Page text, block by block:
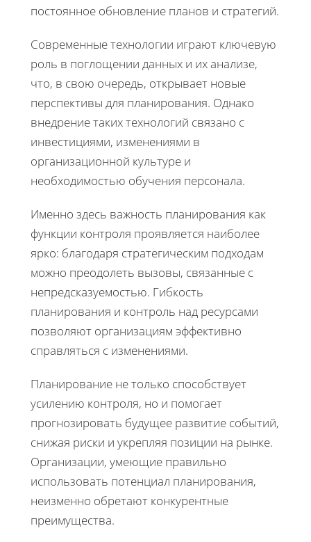
постоянное обновление планов и стратегий.
Современные технологии играют ключевую
роль в поглощении данных и их анализе,
что, в свою очередь, открывает новые
перспективы для планирования. Однако
внедрение таких технологий связано с
инвестициями, изменениями в
организационной культуре и
необходимостью обучения персонала.
Именно здесь важность планирования как
функции контроля проявляется наиболее
ярко: благодаря стратегическим подходам
можно преодолеть вызовы, связанные с
непредсказуемостью. Гибкость
планирования и контроль над ресурсами
позволяют организациям эффективно
справляться с изменениями.
Планирование не только способствует
усилению контроля, но и помогает
прогнозировать будущее развитие событий,
снижая риски и укрепляя позиции на рынке.
Организации, умеющие правильно
использовать потенциал планирования,
неизменно обретают конкурентные
преимущества.